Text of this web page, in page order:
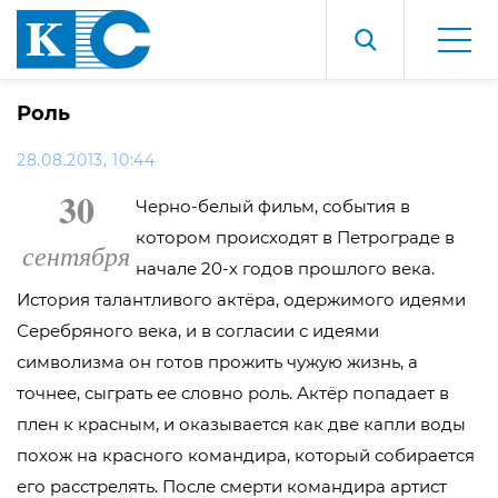
Роль
28.08.2013, 10:44
30
сентября
Черно-белый фильм, события в
котором происходят в Петрограде в
начале 20-х годов прошлого века.
История талантливого актёра, одержимого идеями
Серебряного века, и в согласии с идеями
символизма он готов прожить чужую жизнь, а
точнее, сыграть ее словно роль. Актёр попадает в
плен к красным, и оказывается как две капли воды
похож на красного командира, который собирается
его расстрелять. После смерти командира артист